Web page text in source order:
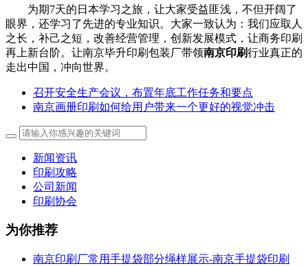
为期7天的日本学习之旅，让大家受益匪浅，不但开阔了
眼界，还学习了先进的专业知识。大家一致认为：我们应取人
之长，补己之短，改善经营管理，创新发展模式，让商务印刷
再上新台阶。让南京毕升印刷包装厂带领南京印刷行业真正的
走出中国，冲向世界。
召开安全生产会议，布置年底工作任务和要点
南京画册印刷如何给用户带来一个更好的视觉冲击
新闻资讯
印刷攻略
公司新闻
印刷协会
为你推荐
南京印刷厂常用手提袋部分绳样展示-南京手提袋印刷